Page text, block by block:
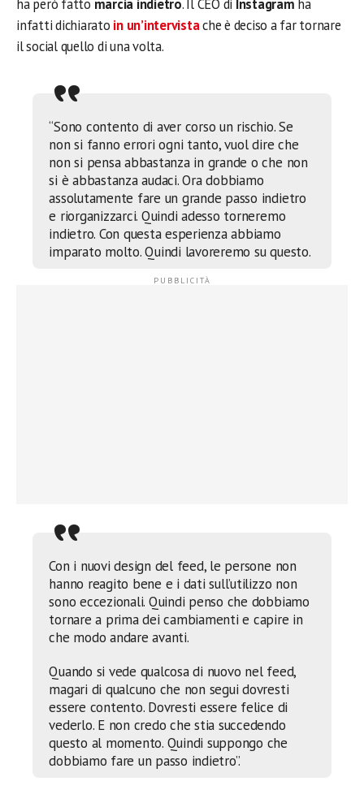
ha però fatto marcia indietro. Il CEO di Instagram ha
infatti dichiarato in un’intervistache è deciso a far tornare
il social quello di una volta.
“Sono contento di aver corso un rischio. Se
non si fanno errori ogni tanto, vuol dire che
non si pensa abbastanza in grande o che non
si è abbastanza audaci. Ora dobbiamo
assolutamente fare un grande passo indietro
e riorganizzarci. Quindi adesso torneremo
indietro. Con questa esperienza abbiamo
imparato molto. Quindi lavoreremo su questo.
Con i nuovi design del feed, le persone non
hanno reagito bene e i dati sull’utilizzo non
sono eccezionali. Quindi penso che dobbiamo
tornare a prima dei cambiamenti e capire in
che modo andare avanti.
Quando si vede qualcosa di nuovo nel feed,
magari di qualcuno che non segui dovresti
essere contento. Dovresti essere felice di
vederlo. E non credo che stia succedendo
questo al momento. Quindi suppongo che
dobbiamo fare un passo indietro”.